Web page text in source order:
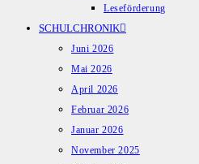
Leseförderung
SCHULCHRONIK
Juni 2026
Mai 2026
April 2026
Februar 2026
Januar 2026
November 2025